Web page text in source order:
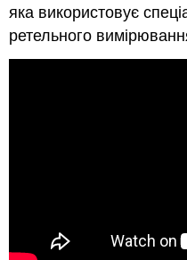
яка використовує
ретельного